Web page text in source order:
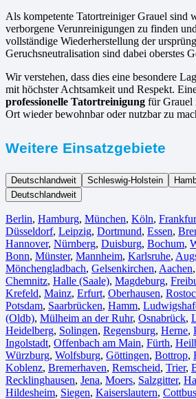
Als kompetente Tatortreiniger Grauel sind
verborgene Verunreinigungen zu finden
vollständige Wiederherstellung der
Geruchsneutralisation sind dabei oberstes
Wir verstehen, dass dies eine besondere
mit höchster Achtsamkeit und Respekt.
professionelle Tatortreinigung für Grauel
Ort wieder bewohnbar oder nutzbar zu
Weitere Einsatzgebiete
Deutschlandweit Schleswig-Holstein
Deutschlandweit
Berlin⁠, Hamburg, München, Köln⁠,
Düsseldorf, Leipzig, Dortmund, Essen,
Hannover, Nürnberg, Duisburg⁠, Bochum,
Bonn⁠, Münster⁠, Mannheim, Karlsruhe,
Mönchengladbach⁠, Gelsenkirchen⁠, Aachen⁠,
Chemnitz⁠, Halle (Saale)⁠, Magdeburg,
Krefeld⁠, Mainz⁠, Erfurt, Oberhausen⁠,
Potsdam, Saarbrücken⁠, Hamm,
(Oldb), Mülheim an der Ruhr, Osnabrück⁠,
Heidelberg, Solingen, Regensburg, Herne⁠,
Ingolstadt, Offenbach am Main, Fürth⁠,
Würzburg, Wolfsburg⁠, Göttingen, Bottrop,
Koblenz, Bremerhaven⁠, Remscheid, Trier⁠,
Recklinghausen, Jena⁠, Moers⁠, Salzgitter⁠,
Hildesheim⁠, Siegen⁠, Kaiserslautern⁠, Cottbus⁠